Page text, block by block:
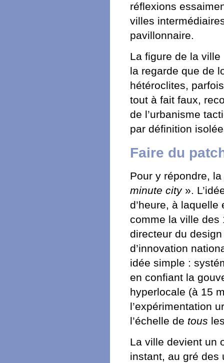
réflexions
villes
pavillonnaire.
La figure de la ville
la regarde que de
hétéroclites,
tout à fait faux,
de l’urbanisme
par définition
Faire du
Pour y répondre,
minute city».
d’heure, à
comme la ville des
directeur du
d’innovation
idée simple :
en confiant la
hyperlocale (à 15
l’expérimentation
l’échelle de tous
La ville devient un
instant, au gré des